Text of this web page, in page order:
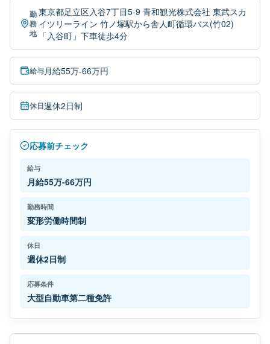
勤
務
地
東京都足立区入谷7丁目5-9 青和観光株式会社 東武スカ
イツリーライン 竹ノ塚駅から舎人町循環バス(竹02)
「入谷町」下車徒歩4分
給与月給55万-66万円
休日週休2日制
応募前チェック
給与
月給55万-66万円
勤務時間
変形労働時間制
休日
週休2日制
応募条件
大型自動車第二種免許